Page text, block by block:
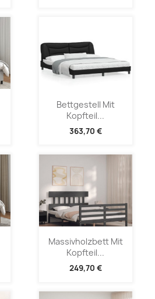
Bettgestell Mit
Kopfteil...
363,70 €
Massivholzbett Mit
Kopfteil...
249,70 €